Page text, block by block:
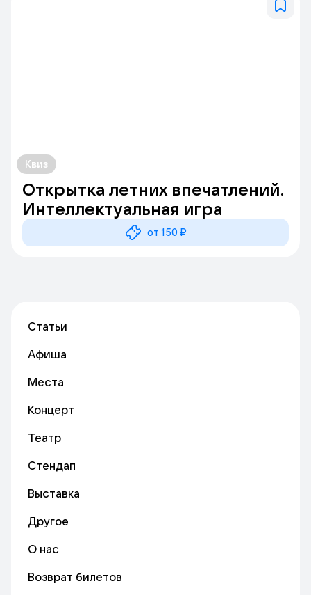
Квиз
Открытка летних впечатлений.
Интеллектуальная игра
от 150 ₽
Статьи
Афиша
Места
Концерт
Театр
Стендап
Выставка
Другое
О нас
Возврат билетов